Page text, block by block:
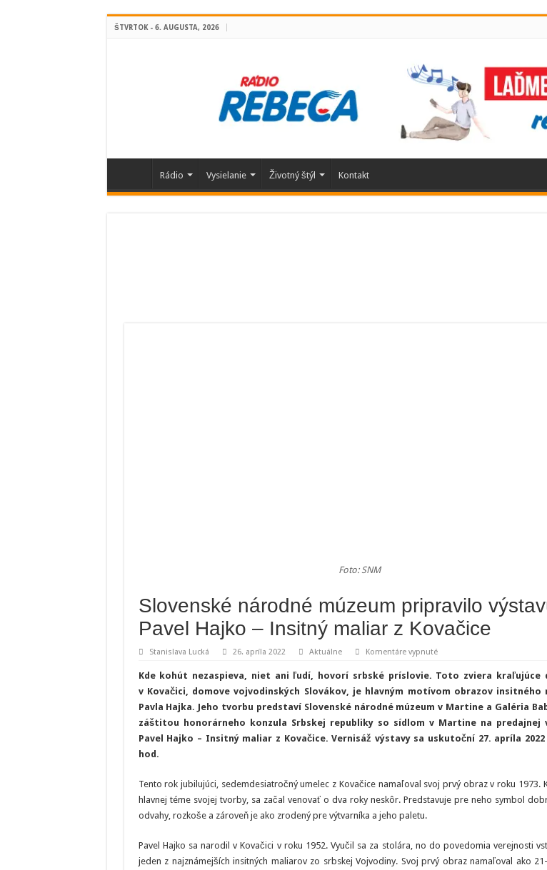
ŠTVRTOK - 6. AUGUSTA, 2026
Rádio Vysielanie Životný štýl Kontakt
Foto: SNM
Slovenské národné múzeum pripravilo
Pavel Hajko – Insitný maliar z Kovačice
Stanislava Lucká 26. apríla 2022 Aktuálne Komentáre vypnuténa
múzeum
pripravilo
výstavu
Pavel
–
Insitný
maliar
Kde kohút nezaspieva, niet ani ľudí, hovorí srbské príslovie. Toto zviera kraľujúce
v Kovačici, domove vojvodinských Slovákov, je hlavným motívom obrazov insitného
Pavla Hajka. Jeho tvorbu predstaví Slovenské národné múzeum v Martine a Galéria
záštitou honorárneho konzula Srbskej republiky so sídlom v Martine na predajnej
Pavel Hajko – Insitný maliar z Kovačice. Vernisáž výstavy sa uskutoční 27. apríla 2022
hod.
Tento rok jubilujúci, sedemdesiatročný umelec z Kovačice namaľoval svoj prvý obraz v roku 1973.
hlavnej téme svojej tvorby, sa začal venovať o dva roky neskôr. Predstavuje pre neho symbol
odvahy, rozkoše a zároveň je ako zrodený pre výtvarníka a jeho paletu.
Pavel Hajko sa narodil v Kovačici v roku 1952. Vyučil sa za stolára, no do povedomia verejnosti
jeden z najznámejších insitných maliarov zo srbskej Vojvodiny. Svoj prvý obraz namaľoval ako